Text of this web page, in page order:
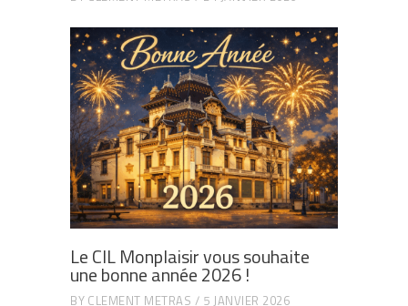
Le CIL Monplaisir vous souhaite
une bonne année 2026 !
BY CLEMENT METRAS 5 JANVIER 2026